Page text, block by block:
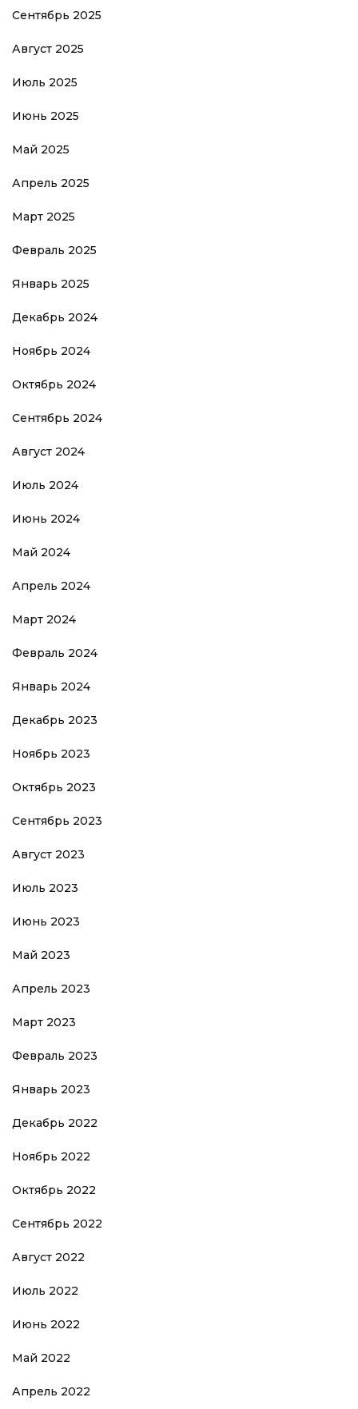
Сентябрь 2025
Август 2025
Июль 2025
Июнь 2025
Май 2025
Апрель 2025
Март 2025
Февраль 2025
Январь 2025
Декабрь 2024
Ноябрь 2024
Октябрь 2024
Сентябрь 2024
Август 2024
Июль 2024
Июнь 2024
Май 2024
Апрель 2024
Март 2024
Февраль 2024
Январь 2024
Декабрь 2023
Ноябрь 2023
Октябрь 2023
Сентябрь 2023
Август 2023
Июль 2023
Июнь 2023
Май 2023
Апрель 2023
Март 2023
Февраль 2023
Январь 2023
Декабрь 2022
Ноябрь 2022
Октябрь 2022
Сентябрь 2022
Август 2022
Июль 2022
Июнь 2022
Май 2022
Апрель 2022